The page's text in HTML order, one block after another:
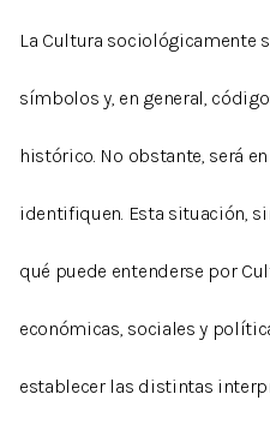
La Cultura sociológicamente
símbolos y, en general,
histórico. No obstante, será
identifiquen. Esta situación,
qué puede entenderse por
económicas, sociales y
establecer las distintas